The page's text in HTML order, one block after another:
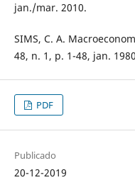
jan./mar. 2010.
SIMS, C. A.
48, n. 1, p. 1-48, jan.
PDF
Publicado
20-12-2019